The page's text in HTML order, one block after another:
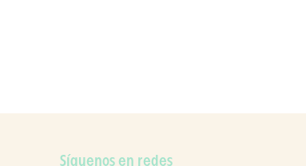
Síguenos en redes